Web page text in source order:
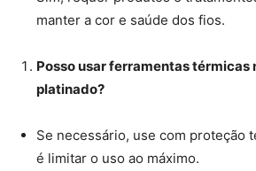
manter a cor e saúde dos fios.
Posso usar ferramentas térmicas
platinado?
Se necessário, use com proteção
é limitar o uso ao máximo.